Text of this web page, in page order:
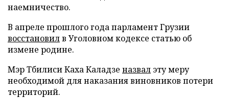
наемничество.
В апреле прошлого года парламент Грузии
восстановилв Уголовном кодексе статью об
измене родине.
Мэр Тбилиси Каха Каладзе назвал эту меру
необходимой для наказания виновников потери
территорий.